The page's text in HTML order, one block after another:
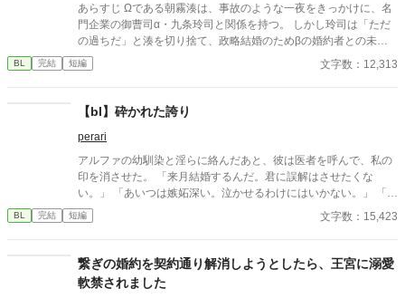
あらすじ Ωである朝霧湊は、事故のような一夜をきっかけに、名
門企業の御曹司α・九条玲司と関係を持つ。 しかし玲司は「ただ
の過ちだ」と湊を切り捨て、政略結婚のためβの婚約者との未来
を選んだ。 深く傷ついた湊は、彼の前から姿を消す。 数か月後―
―。 湊の身体は、これまで誰も知らなかった希少な『遅咲きΩ』
たと知る。 「戻ってきてくれ」 今さら必死に追いかけてくる玲
司。 だが湊の隣には、自分を支え続けてくれた医師のα・神崎伊
織がいた。 「あなたは俺を捨てたでしょう」 後悔に苦しむα、執
着する第二のα、そして希少Ωを巡る陰謀。 もう二度と傷つきた
くないΩが最後に選ぶ相手とは――。 捨てた側の後悔と執着が加
速する、すれ違いオメガバースBL。
BL 完結 短編 文字数：12,313
【bl】砕かれた誇り
perari
アルファの幼馴染と淫らに絡んだあと、彼は医者を呼んで、私の
印を消させた。 「来月結婚するんだ。君に誤解はさせたくな
い。」 「あいつは嫉妬深い。泣かせるわけにはいかない。」 「君
ももう年頃の残り物のオメガだろ？ 俺の印をつけたまま、他の
アルファとお見合いするなんてありえない。」 彼は冷たく、けれ
す。 「長い間、俺に従ってきたんだから、君を傷つけたりはしな
い。」 「結婚の日には招待状を送る。必ず来て、席につけよ。」
--- いくつかのコメントを拝見し、大変申し訳なく思っておりま
BL 完結 短編 文字数：15,423
繋ぎの婚約を契約通り解消しようとしたら、王宮に溺愛
軟禁されました